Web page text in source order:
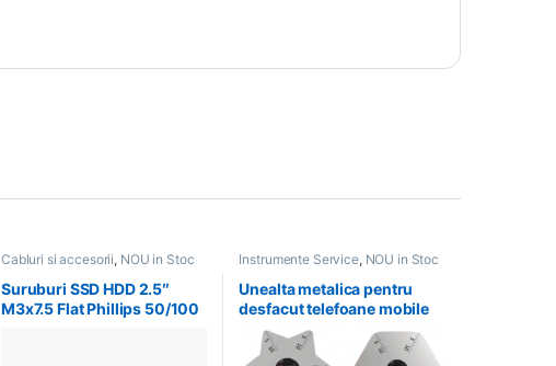
Cabluri si accesorii, NOU in Stoc
Suruburi SSD HDD 2.5″
M3x7.5 Flat Phillips 50/100
Instrumente Service, NOU in Stoc
Unealta metalica pentru
desfacut telefoane mobile
tablete electronice